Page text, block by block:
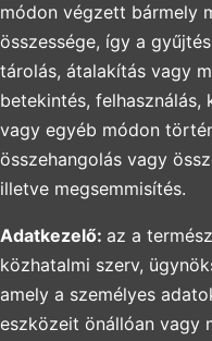
módon végzett bármely
összessége, így a
tárolás, átalakítás vagy
betekintés,
vagy egyéb módon
összehangolás vagy
illetve megsemmisítés.
Adatkezelő: az a
közhatalmi szerv,
amely a személyes
eszközeit önállóan vagy